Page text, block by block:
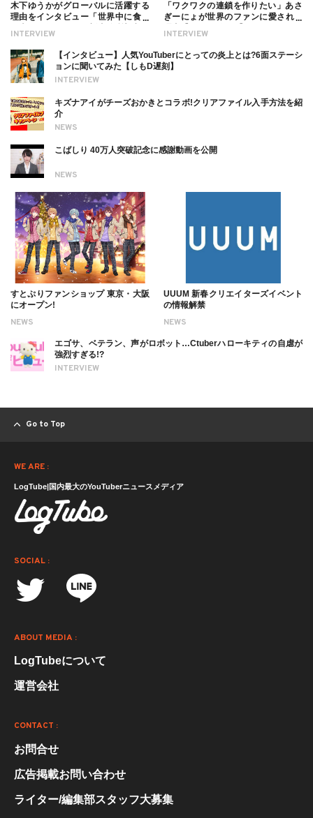
INTERVIEW
木下ゆうかがグローバルに活躍する
理由をインタビュー「世界中に食べ
ついても
INTERVIEW
「ワクワクの連鎖を作りたい」あさ
ぎーにょが世界のファンに愛される
INTERVIEW
【インタビュー】人気YouTuberにとっての炎上とは?6面ステーシ
ョンに聞いてみた【しもD遅刻】
NEWS
キズナアイがチーズおかきとコラボ!クリアファイル入手方法を紹
介
NEWS
こばしり 40万人突破記念に感謝動画を公開
NEWS
すとぷりファンショップ 東京・大阪
にオープン!
NEWS
UUUM 新春クリエイターズイベント
の情報解禁
INTERVIEW
エゴサ、ベテラン、声がロボット…Ctuberハローキティの自虐が
強烈すぎる!?
Go to Top
WE ARE :
LogTube|国内最大のYouTuberニュースメディア
SOCIAL :
ABOUT MEDIA :
LogTubeについて
運営会社
CONTACT :
お問合せ
広告掲載お問い合わせ
ライター/編集部スタッフ大募集